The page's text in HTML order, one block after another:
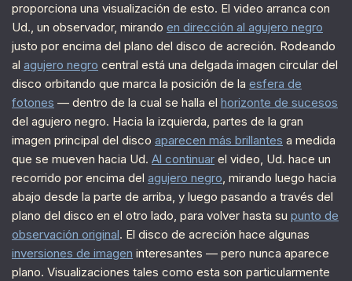
proporciona una visualización de esto. El video arranca con
Ud., un observador, mirando en dirección al agujero negro
justo por encima del plano del disco de acreción. Rodeando
al agujero negro central está una delgada imagen circular del
disco orbitando que marca la posición de la esfera de
fotones — dentro de la cual se halla el horizonte de sucesos
del agujero negro. Hacia la izquierda, partes de la gran
imagen principal del disco aparecen más brillantes a medida
que se mueven hacia Ud. Al continuar el video, Ud. hace un
recorrido por encima del agujero negro, mirando luego hacia
abajo desde la parte de arriba, y luego pasando a través del
plano del disco en el otro lado, para volver hasta su punto de
observación original. El disco de acreción hace algunas
inversiones de imagen interesantes — pero nunca aparece
plano. Visualizaciones tales como esta son particularmente